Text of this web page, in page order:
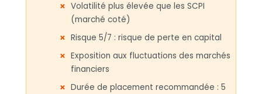
Volatilité plus élevée que les SCPI
(marché coté)
Risque 5/7 : risque de perte en capital
Exposition aux fluctuations des marchés
financiers
Durée de placement recommandée : 5